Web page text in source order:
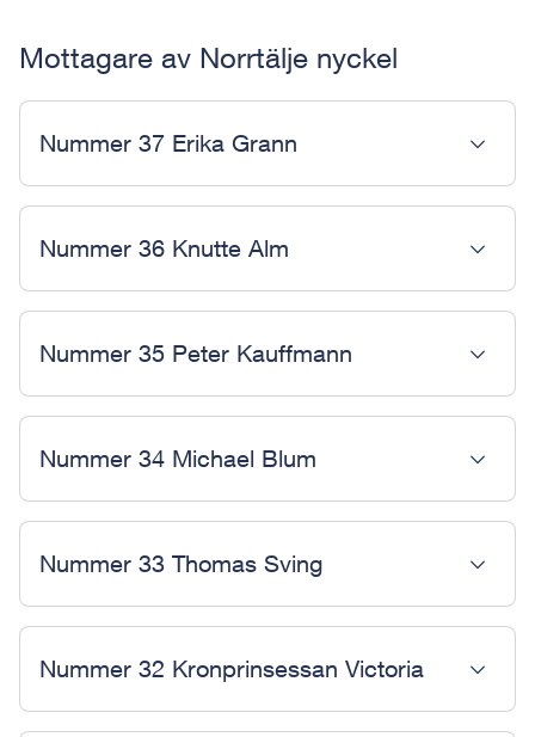
Mottagare av Norrtälje nyckel
Nummer 37 Erika Grann
Nummer 36 Knutte Alm
Nummer 35 Peter Kauffmann
Nummer 34 Michael Blum
Nummer 33 Thomas Sving
Nummer 32 Kronprinsessan Victoria